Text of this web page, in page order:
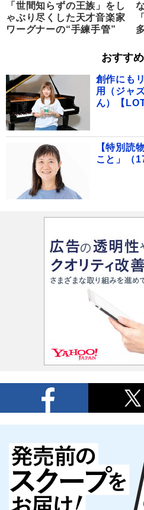
「世間知らずの王族」をし
ゃぶり尽くした天才音楽家
ワーグナーの“手練手管”
おすすめ
創作にも
用（ジャ
ん）【
【特別読
こと」（